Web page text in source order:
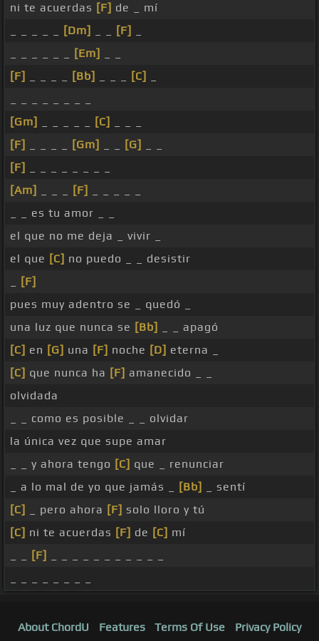
ni te acuerdas [F] de _ mí
[Dm] [F]
[Em]
[F]
[Bb] [C]
[Gm]
[C]
[F]
[Gm] [G]
[F]
[Am]
[F]
_ _ es tu amor _ _
el que no me deja _ vivir _
el que [C] no puedo _ _ desistir
[F]
pues muy adentro se _ quedó _
una luz que nunca se [Bb]
_ _ apagó
[C] en [G] una [F] noche [D] eterna _
[C] que nunca ha [F] amanecido _ _
olvidada
_ _ como es posible _ _ olvidar
la única vez que supe amar
_ _ y ahora tengo [C] que _ renunciar
_ a lo mal de yo que jamás _
[Bb]
_ sentí
[C]
_ pero ahora [F] solo lloro y tú
[C] ni te acuerdas [F] de [C] mí
[F]
About ChordU Features Terms Of Use Privacy Policy